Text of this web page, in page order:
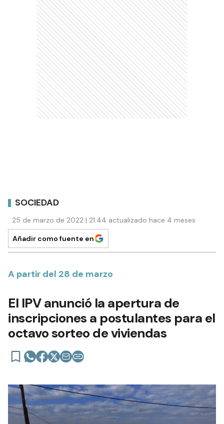
SOCIEDAD
25 de marzo de 2022 | 21:44 actualizado hace 4 meses
Añadir como fuente en
A partir del 28 de marzo
El IPV anunció la apertura de
inscripciones a postulantes para el
octavo sorteo de viviendas